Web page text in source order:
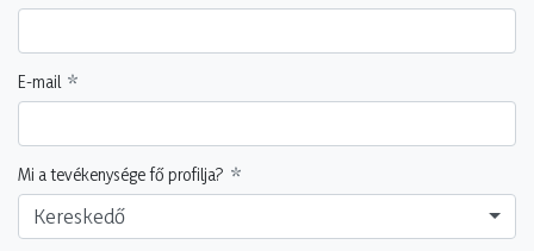
E-mail
Mi a tevékenysége fő profilja?
Kereskedő